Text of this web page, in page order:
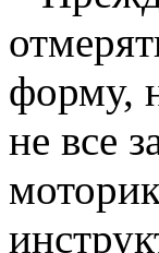
форму,
не все